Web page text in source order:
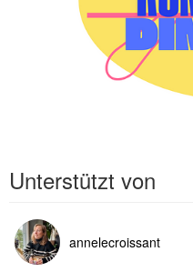
Unterstützt von
annelecroissant